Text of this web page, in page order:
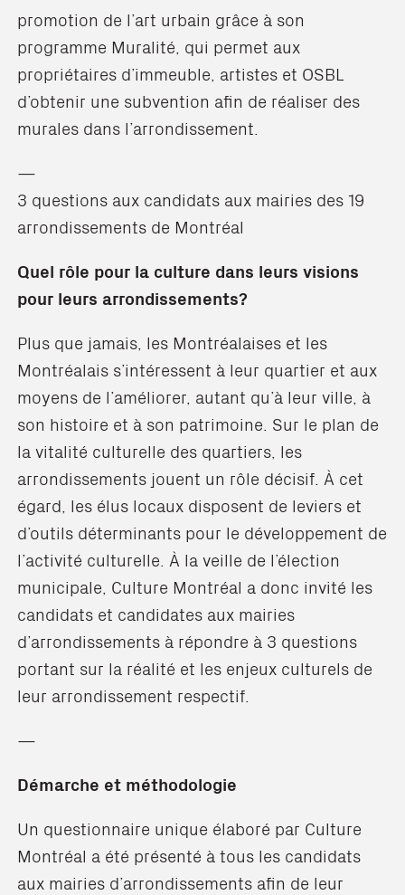
promotion de l’art urbain grâce à son
programme Muralité, qui permet aux
propriétaires d’immeuble, artistes et OSBL
d’obtenir une subvention afin de réaliser des
murales dans l’arrondissement.
—
3 questions aux candidats aux mairies des 19
arrondissements de Montréal
Quel rôle pour la culture dans leurs visions
pour leurs arrondissements?
Plus que jamais, les Montréalaises et les
Montréalais s’intéressent à leur quartier et aux
moyens de l’améliorer, autant qu’à leur ville, à
son histoire et à son patrimoine. Sur le plan de
la vitalité culturelle des quartiers, les
arrondissements jouent un rôle décisif. À cet
égard, les élus locaux disposent de leviers et
d’outils déterminants pour le développement de
l’activité culturelle. À la veille de l’élection
municipale, Culture Montréal a donc invité les
candidats et candidates aux mairies
d’arrondissements à répondre à 3 questions
portant sur la réalité et les enjeux culturels de
leur arrondissement respectif.
—
Démarche et méthodologie
Un questionnaire unique élaboré par Culture
Montréal a été présenté à tous les candidats
aux mairies d’arrondissements afin de leur